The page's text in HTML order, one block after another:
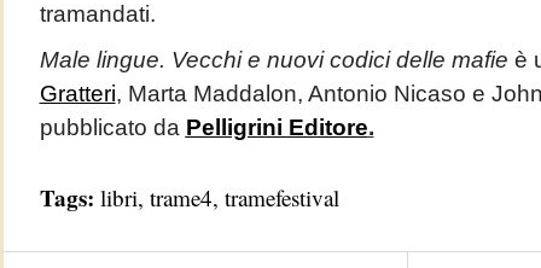
tramandati.
Male lingue. Vecchi e nuovi codici delle mafie è
Gratteri, Marta Maddalon, Antonio Nicaso e
pubblicato da Pelligrini Editore.
Tags: libri, trame4, tramefestival